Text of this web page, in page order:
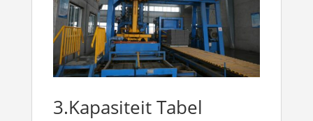
3.Kapasiteit Tabel